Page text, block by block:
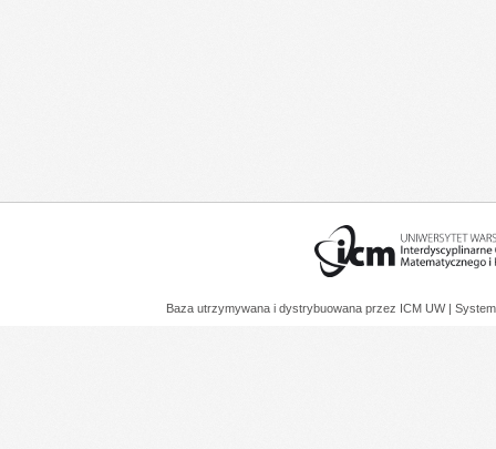
Baza utrzymywana i dystrybuowana przez ICM UW |